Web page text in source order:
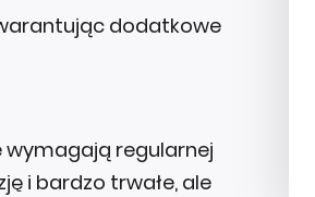
dodatkowe
wymagają regularnej
i bardzo trwałe, ale